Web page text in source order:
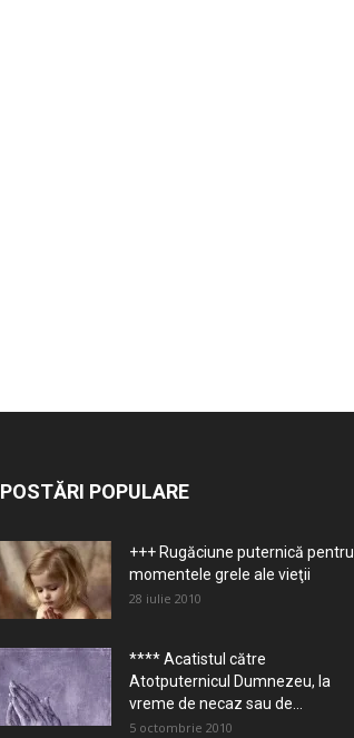
POSTĂRI POPULARE
+++ Rugăciune puternică pentru
momentele grele ale vieţii
28 iulie 2010
**** Acatistul către
Atotputernicul Dumnezeu, la
vreme de necaz sau de...
5 octombrie 2010